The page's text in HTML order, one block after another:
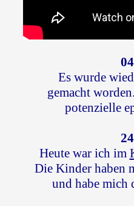
Es wurde
gemacht
potenzielle
Heute war ich im
Die Kinder haben
und habe mich